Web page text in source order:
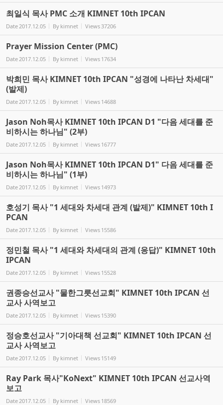
최일식 목사 PMC 소개 KIMNET 10th IPCAN
Date 2017.12.05 By kimnet Views 37206
Prayer Mission Center (PMC)
Date 2017.12.05 By kimnet Views 17634
박희민 목사 KIMNET 10th IPCAN "성경에 나타난 차세대"
(발제)
Date 2017.12.05 By kimnet Views 14688
Jason Noh목사 KIMNET 10th IPCAN D1 "다음 세대를 준
비하시는 하나님" (2부)
Date 2017.12.05 By kimnet Views 16777
Jason Noh목사 KIMNET 10th IPCAN D1" 다음 세대를 준
비하시는 하나님" (1부)
Date 2017.12.05 By kimnet Views 14973
호성기 목사 "1 세대와 차세대 관계 (발제)" KIMNET 10th I
PCAN
Date 2017.12.05 By kimnet Views 15586
정민철 목사 "1 세대와 차세대의 관계 (응답)" KIMNET 10th
IPCAN
Date 2017.12.05 By kimnet Views 15528
권종승선교사 "물한그릇선교회" KIMNET 10th IPCAN 선
교사 사역보고
Date 2017.12.05 By kimnet Views 15390
정승호선교사 "기아대책 선교회" KIMNET 10th IPCAN 선
교사 사역보고
Date 2017.12.05 By kimnet Views 15149
Ray Park 목사"KoNext" KIMNET 10th IPCAN 선교사역
보고
Date 2017.12.05 By kimnet Views 18569